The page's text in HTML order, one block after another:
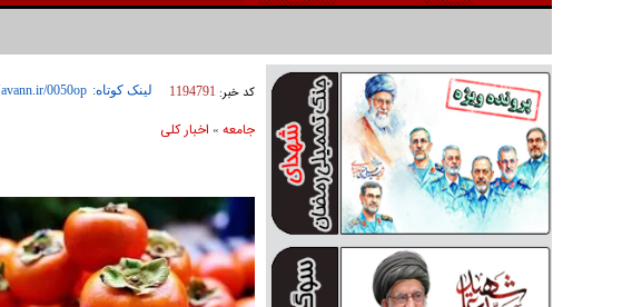
کد خبر: 1194791 لینک کوتاه:
جامعه» اخبار كلی